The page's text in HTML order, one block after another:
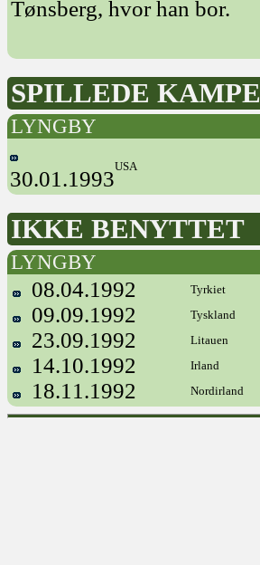
Tønsberg, hvor han bor.
SPILLEDE KAMPE
LYNGBY
30.01.1993
USA
IKKE BENYTTET
LYNGBY
08.04.1992 Tyrkiet
09.09.1992 Tyskland
23.09.1992 Litauen
14.10.1992 Irland
18.11.1992 Nordirland